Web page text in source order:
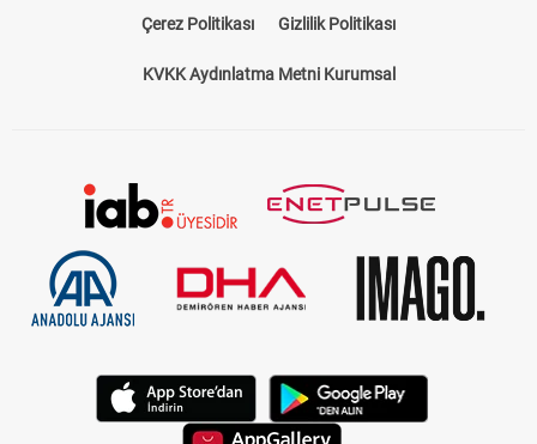
Çerez Politikası Gizlilik Politikası
KVKK Aydınlatma Metni Kurumsal